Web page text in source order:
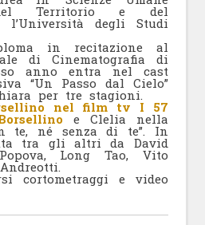
del Territorio e del
l’Università degli Studi
in recitazione al
di Cinematografia di
anno entra nel cast
“Un Passo dal Cielo”
per tre stagioni.
nel film tv I 57
e Clelia nella
te, né senza di te”. In
tra gli altri da David
Long Tao, Vito
cortometraggi e video